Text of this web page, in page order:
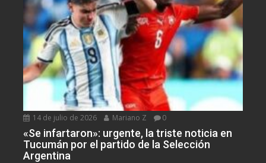
14 de julio de 2026 Mariano Z 0
«Se infartaron»: urgente, la triste noticia en
Tucumán por el partido de la Selección
Argentina